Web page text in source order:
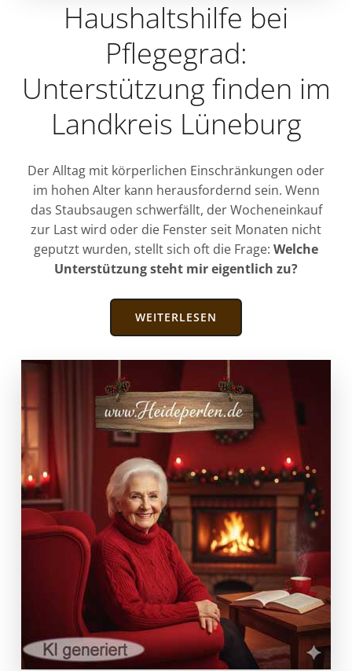
Haushaltshilfe bei
Pflegegrad:
Unterstützung finden im
Landkreis Lüneburg
Der Alltag mit körperlichen Einschränkungen oder
im hohen Alter kann herausfordernd sein. Wenn
das Staubsaugen schwerfällt, der Wocheneinkauf
zur Last wird oder die Fenster seit Monaten nicht
geputzt wurden, stellt sich oft die Frage: Welche
Unterstützung steht mir eigentlich zu?
WEITERLESEN